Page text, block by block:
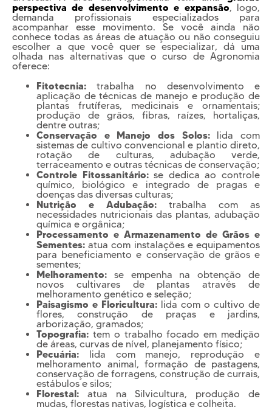
perspectiva de desenvolvimento e expansão, logo,
demanda profissionais especializados para
acompanhar esse movimento. Se você ainda não
conhece todas as áreas de atuação ou não conseguiu
escolher a que você quer se especializar, dá uma
olhada nas alternativas que o curso de Agronomia
oferece:
Fitotecnia: trabalha no desenvolvimento e
aplicação de técnicas de manejo e produção de
plantas frutíferas, medicinais e ornamentais;
produção de grãos, fibras, raízes, hortaliças,
dentre outras;
Conservação e Manejo dos Solos: lida com
sistemas de cultivo convencional e plantio direto,
rotação de culturas, adubação verde,
terraceamento e outras técnicas de conservação;
Controle Fitossanitário:se dedica ao controle
químico, biológico e integrado de pragas e
doenças das diversas culturas;
Nutrição e Adubação: trabalha com as
necessidades nutricionais das plantas, adubação
química e orgânica;
Processamento e Armazenamento de Grãos e
Sementes: atua com instalações e equipamentos
para beneficiamento e conservação de grãos e
sementes;
Melhoramento: se empenha na obtenção de
novos cultivares de plantas através de
melhoramento genético e seleção;
Paisagismo e Floricultura: lida com o cultivo de
flores, construção de praças e jardins,
arborização, gramados;
Topografia: tem o trabalho focado em medição
de áreas, curvas de nível, planejamento físico;
Pecuária: lida com manejo, reprodução e
melhoramento animal, formação de pastagens,
conservação de forragens, construção de currais,
estábulos e silos;
Florestal: atua na Silvicultura, produção de
mudas, florestas nativas, logística e colheita.